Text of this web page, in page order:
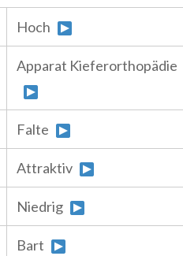
Hoch
Apparat Kieferorthopädie
Falte
Attraktiv
Niedrig
Bart